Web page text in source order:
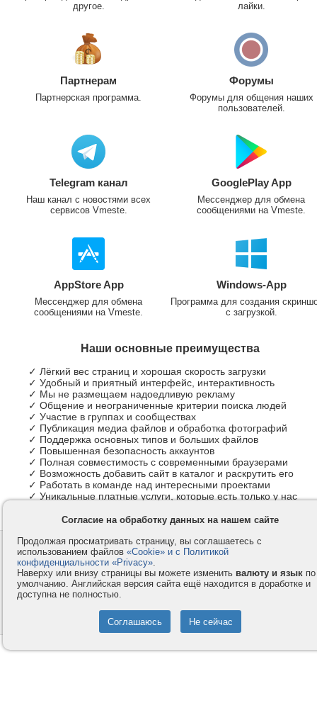
другое.
лайки.
Партнерам
Партнерская программа.
Форумы
Форумы для общения наших
пользователей.
Telegram канал
Наш канал с новостями всех
сервисов Vmeste.
GooglePlay App
Мессенджер для обмена
сообщениями на Vmeste.
AppStore App
Мессенджер для обмена
сообщениями на Vmeste.
Windows-App
Программа для создания
с загрузкой.
Наши основные преимущества
✓ Лёгкий вес страниц и хорошая скорость загрузки
✓ Удобный и приятный интерфейс, интерактивность
✓ Мы не размещаем надоедливую рекламу
✓ Общение и неограниченные критерии поиска людей
✓ Участие в группах и сообществах
✓ Публикация медиа файлов и обработка фотографий
✓ Поддержка основных типов и больших файлов
✓ Повышенная безопасность аккаунтов
✓ Полная совместимость с современными браузерами
✓ Возможность добавить сайт в каталог и раскрутить его
✓ Работать в команде над интересными проектами
✓ Уникальные платные услуги, которые есть только у нас
Контакты
Компания
Privacy и Cookie
Услуги
Как оплатить
Помощь
© 2008-2026
- Все права защищены.
Согласие на обработку данных на нашем сайте
Продолжая просматривать страницу, вы соглашаетесь с
использованием файлов «Cookie» и с Политикой
конфиденциальности «Privacy».
Наверху или внизу страницы вы можете изменить валюту и язык по
умолчанию. Английская версия сайта ещё находится в доработке и
доступна не полностью.